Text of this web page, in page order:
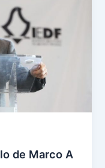
de Marco A